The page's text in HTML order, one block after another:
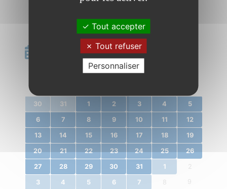
Calendrier
janvier 2020
30 31 1 2 3 4 5
6 7 8 9 10 11 12
13 14 15 16 17 18 19
20 21 22 23 24 25 26
27 28 29 30 31 1 2
3 4 5 6 7 8 9
Tout accepter
Tout refuser
Personnaliser